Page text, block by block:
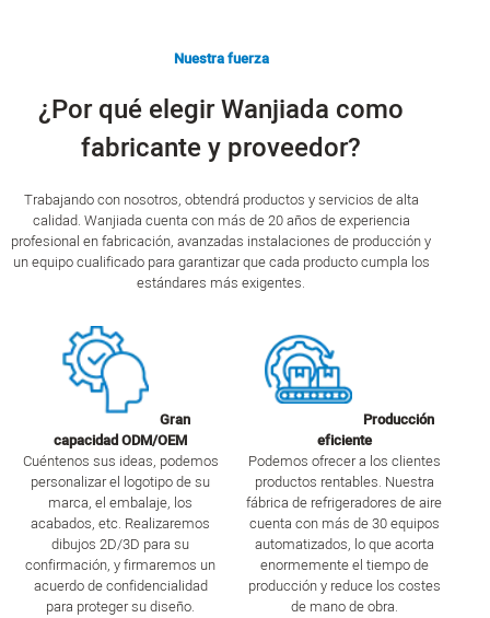
Nuestra fuerza
¿Por qué elegir Wanjiada como
fabricante y proveedor?
Trabajando con nosotros, obtendrá productos y servicios de alta
calidad. Wanjiada cuenta con más de 20 años de experiencia
profesional en fabricación, avanzadas instalaciones de producción y
un equipo cualificado para garantizar que cada producto cumpla los
estándares más exigentes.
Gran
capacidad ODM/OEM
Cuéntenos sus ideas, podemos
personalizar el logotipo de su
marca, el embalaje, los
acabados, etc. Realizaremos
dibujos 2D/3D para su
confirmación, y firmaremos un
acuerdo de confidencialidad
para proteger su diseño.
Producción
eficiente
Podemos ofrecer a los clientes
productos rentables. Nuestra
fábrica de refrigeradores de aire
cuenta con más de 30 equipos
automatizados, lo que acorta
enormemente el tiempo de
producción y reduce los costes
de mano de obra.